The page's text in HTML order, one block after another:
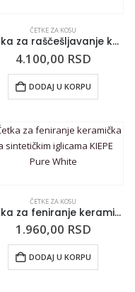
ČETKE ZA KOSU
Četka za raščešljavanje kose sa drvenim čekinjama ELCHIM Wooden Paddle
4.100,00 RSD
DODAJ U KORPU
ČETKE ZA KOSU
Četka za feniranje keramička sa sintetičkim iglicama KIEPE Pure White
1.960,00 RSD
DODAJ U KORPU